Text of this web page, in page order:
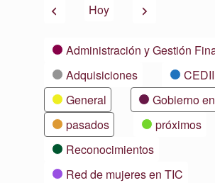
AnteriorHoy Siguiente
CategoríasAdministración y Gestión
Adquisiciones
General
Gobierno
pasados
próximos
Reconocimientos
Red de mujeres en TIC